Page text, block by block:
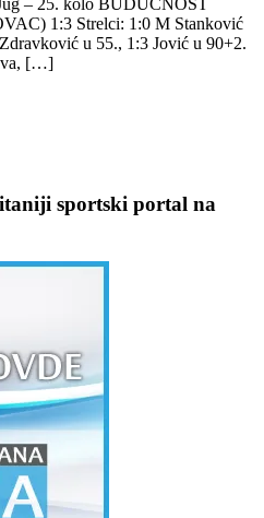
1:3 Strelci: 1:0 M Stanković
u 55., 1:3 Jović u 90+2.
[…]
sportski portal na